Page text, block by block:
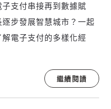
支付串接再到數據賦
步發展智慧城市？一起
電子支付的多樣化經
繼續閱讀